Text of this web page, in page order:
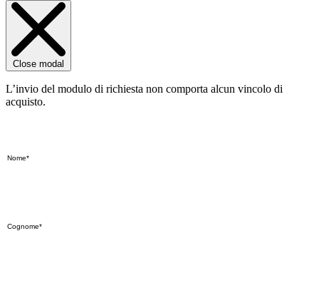
Close modal
L’invio del modulo di richiesta non comporta alcun vincolo di
acquisto.